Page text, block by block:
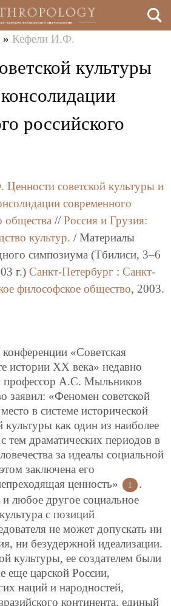
» Кефели И.Ф.
культуры
российского
Ценности советской культуры и
современного
общества // Россия и Грузия:
культур. / Материалы
симпозиума (Тбилиси, 3–6
г.) Санкт-Петербург : Санкт-
философское общество, 2003.
«Советская
истории ХХ века» недавно
А.С. Мыльников
заявил: «Феномен советской
в системе исторической
как один из наиболее
тем драматических периодов в
за идеалы социальной
заключена его
ценность»
1
.
и любое другое социальное
с позиций
не может допускать ни
ни безудержной идеализации.
культуры, ее создателем были
еще царской России,
наций и народностей,
континента, единый